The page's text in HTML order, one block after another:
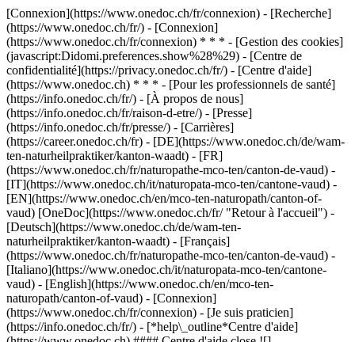
[Connexion](https://www.onedoc.ch/fr/connexion) - [Recherche]
(https://www.onedoc.ch/fr/) - [Connexion]
(https://www.onedoc.ch/fr/connexion) * * * - [Gestion des cookies]
(javascript:Didomi.preferences.show%28%29) - [Centre de
confidentialité](https://privacy.onedoc.ch/fr/) - [Centre d'aide]
(https://www.onedoc.ch) * * * - [Pour les professionnels de santé]
(https://info.onedoc.ch/fr/) - [À propos de nous]
(https://info.onedoc.ch/fr/raison-d-etre/) - [Presse]
(https://info.onedoc.ch/fr/presse/) - [Carrières]
(https://career.onedoc.ch/fr) - [DE](https://www.onedoc.ch/de/wam-
ten-naturheilpraktiker/kanton-waadt) - [FR]
(https://www.onedoc.ch/fr/naturopathe-mco-ten/canton-de-vaud) -
[IT](https://www.onedoc.ch/it/naturopata-mco-ten/cantone-vaud) -
[EN](https://www.onedoc.ch/en/mco-ten-naturopath/canton-of-
vaud) [OneDoc](https://www.onedoc.ch/fr/ "Retour à l'accueil") -
[Deutsch](https://www.onedoc.ch/de/wam-ten-
naturheilpraktiker/kanton-waadt) - [Français]
(https://www.onedoc.ch/fr/naturopathe-mco-ten/canton-de-vaud) -
[Italiano](https://www.onedoc.ch/it/naturopata-mco-ten/cantone-
vaud) - [English](https://www.onedoc.ch/en/mco-ten-
naturopath/canton-of-vaud) - [Connexion]
(https://www.onedoc.ch/fr/connexion) - [Je suis praticien]
(https://info.onedoc.ch/fr/) - [*help\_outline*Centre d'aide]